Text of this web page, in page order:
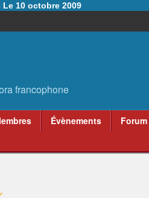
10 octobre 2009
Évènements Forum